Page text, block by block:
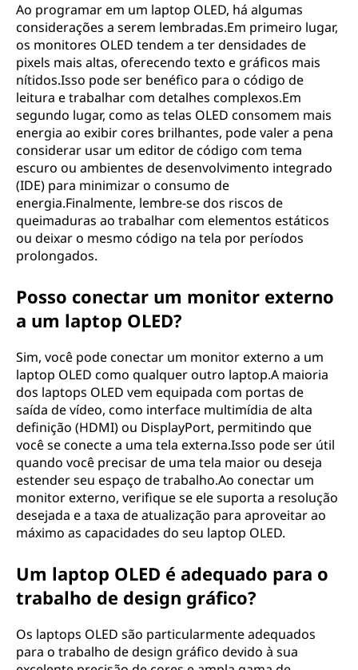
Ao programar em um laptop OLED, há algumas
considerações a serem lembradas.Em primeiro lugar,
os monitores OLED tendem a ter densidades de
pixels mais altas, oferecendo texto e gráficos mais
nítidos.Isso pode ser benéfico para o código de
leitura e trabalhar com detalhes complexos.Em
segundo lugar, como as telas OLED consomem mais
energia ao exibir cores brilhantes, pode valer a pena
considerar usar um editor de código com tema
escuro ou ambientes de desenvolvimento integrado
(IDE) para minimizar o consumo de
energia.Finalmente, lembre-se dos riscos de
queimaduras ao trabalhar com elementos estáticos
ou deixar o mesmo código na tela por períodos
prolongados.
Posso conectar um monitor externo
a um laptop OLED?
Sim, você pode conectar um monitor externo a um
laptop OLED como qualquer outro laptop.A maioria
dos laptops OLED vem equipada com portas de
saída de vídeo, como interface multimídia de alta
definição (HDMI) ou DisplayPort, permitindo que
você se conecte a uma tela externa.Isso pode ser útil
quando você precisar de uma tela maior ou deseja
estender seu espaço de trabalho.Ao conectar um
monitor externo, verifique se ele suporta a resolução
desejada e a taxa de atualização para aproveitar ao
máximo as capacidades do seu laptop OLED.
Um laptop OLED é adequado para o
trabalho de design gráfico?
Os laptops OLED são particularmente adequados
para o trabalho de design gráfico devido à sua